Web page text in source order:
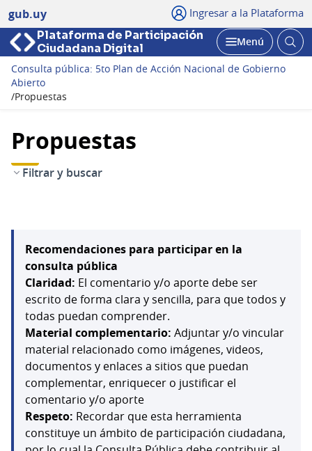
gub.uy Ingresar a la Plataforma
Plataforma de Participación
Ciudadana Digital
Abrir
Menú
Consulta pública: 5to Plan de Acción Nacional de Gobierno
Abierto
/Propuestas
Propuestas
Filtrar y buscar
Recomendaciones para participar en la
consulta pública
Claridad: El comentario y/o aporte debe ser
escrito de forma clara y sencilla, para que todos y
todas puedan comprender.
Material complementario: Adjuntar y/o vincular
material relacionado como imágenes, videos,
documentos y enlaces a sitios que puedan
complementar, enriquecer o justificar el
comentario y/o aporte
Respeto: Recordar que esta herramienta
constituye un ámbito de participación ciudadana,